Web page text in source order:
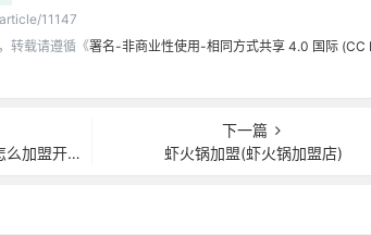
11147
转载请遵循《署名-非商业性使用-相同方式共享 4.0 国际 (CC
联系电话)
下一篇
虾火锅加盟(虾火锅加盟店)